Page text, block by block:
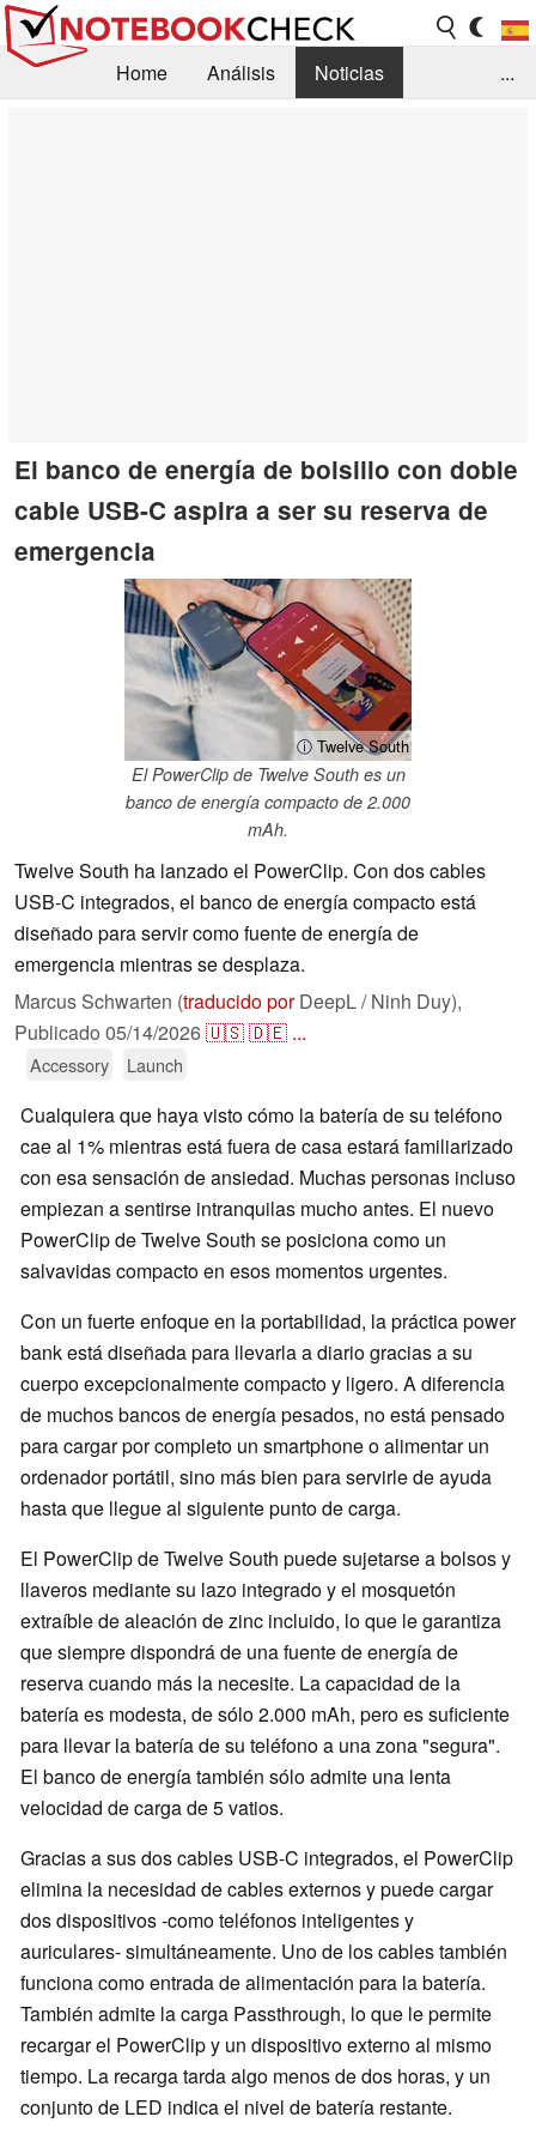
Home Análisis
Noticias
...
El banco de energía de bolsillo con doble
cable USB-C aspira a ser su reserva de
emergencia
ⓘ Twelve South
El PowerClip de Twelve South es un
banco de energía compacto de 2.000
mAh.
Twelve South ha lanzado el PowerClip. Con dos cables
USB-C integrados, el banco de energía compacto está
diseñado para servir como fuente de energía de
emergencia mientras se desplaza.
Marcus Schwarten (traducido porDeepL / Ninh Duy),
Publicado 05/14/2026🇺🇸🇩🇪 ...
Accessory Launch
Cualquiera que haya visto cómo la batería de su teléfono
cae al 1% mientras está fuera de casa estará familiarizado
con esa sensación de ansiedad. Muchas personas incluso
empiezan a sentirse intranquilas mucho antes. El nuevo
PowerClip de Twelve South se posiciona como un
salvavidas compacto en esos momentos urgentes.
Con un fuerte enfoque en la portabilidad, la práctica power
bank está diseñada para llevarla a diario gracias a su
cuerpo excepcionalmente compacto y ligero. A diferencia
de muchos bancos de energía pesados, no está pensado
para cargar por completo un smartphone o alimentar un
ordenador portátil, sino más bien para servirle de ayuda
hasta que llegue al siguiente punto de carga.
El PowerClip de Twelve South puede sujetarse a bolsos y
llaveros mediante su lazo integrado y el mosquetón
extraíble de aleación de zinc incluido, lo que le garantiza
que siempre dispondrá de una fuente de energía de
reserva cuando más la necesite. La capacidad de la
batería es modesta, de sólo 2.000 mAh, pero es suficiente
para llevar la batería de su teléfono a una zona "segura".
El banco de energía también sólo admite una lenta
velocidad de carga de 5 vatios.
Gracias a sus dos cables USB-C integrados, el PowerClip
elimina la necesidad de cables externos y puede cargar
dos dispositivos -como teléfonos inteligentes y
auriculares- simultáneamente. Uno de los cables también
funciona como entrada de alimentación para la batería.
También admite la carga Passthrough, lo que le permite
recargar el PowerClip y un dispositivo externo al mismo
tiempo. La recarga tarda algo menos de dos horas, y un
conjunto de LED indica el nivel de batería restante.